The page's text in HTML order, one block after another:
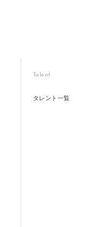
Talent
タレント一覧